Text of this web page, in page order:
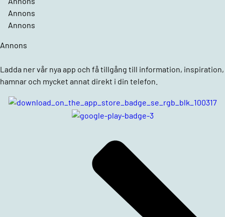
Annons
Annons
Annons
Ladda ner vår nya app och få tillgång till information, inspiration,
hamnar och mycket annat direkt i din telefon.